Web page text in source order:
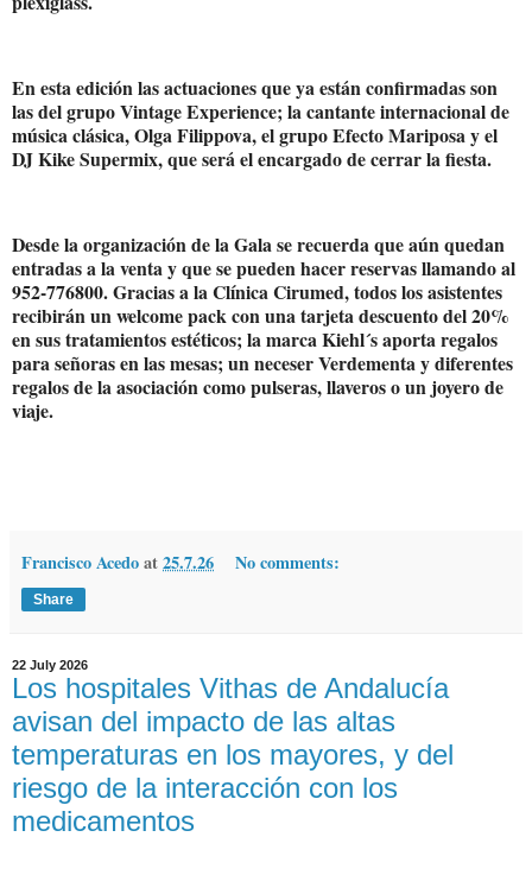
En esta edición las actuaciones que ya están confirmadas son
las del grupo Vintage Experience; la cantante internacional de
música clásica, Olga Filippova, el grupo Efecto Mariposa y el
DJ Kike Supermix, que será el encargado de cerrar la fiesta.
Desde la organización de la Gala se recuerda que aún quedan
entradas a la venta y que se pueden hacer reservas llamando al
952-776800. Gracias a la Clínica Cirumed, todos los asistentes
recibirán un welcome pack con una tarjeta descuento del 20%
en sus tratamientos estéticos; la marca Kiehl´s aporta regalos
para señoras en las mesas; un neceser Verdementa y diferentes
regalos de la asociación como pulseras, llaveros o un joyero de
viaje.
Francisco Acedoat25.7.26 No comments:
Share
22 July 2026
Los hospitales Vithas de Andalucía
avisan del impacto de las altas
temperaturas en los mayores, y del
riesgo de la interacción con los
medicamentos